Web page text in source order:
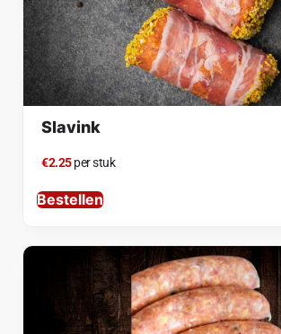
Slavink
€2.25per stuk
Bestellen